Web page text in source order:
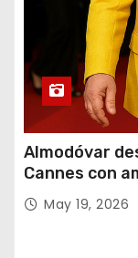
Almodóvar
Cannes con
May 19, 2026